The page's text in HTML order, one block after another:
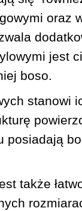
oraz
jest
boso.
stanowi
posiadają
także